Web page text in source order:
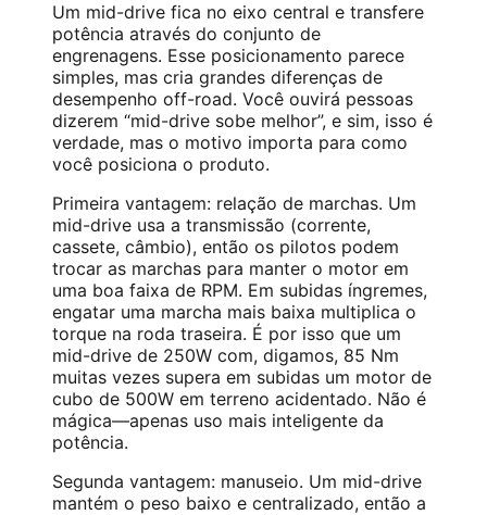
Um mid-drive fica no eixo central e transfere
potência através do conjunto de
engrenagens. Esse posicionamento parece
simples, mas cria grandes diferenças de
desempenho off-road. Você ouvirá pessoas
dizerem “mid-drive sobe melhor”, e sim, isso é
verdade, mas o motivo importa para como
você posiciona o produto.
Primeira vantagem: relação de marchas. Um
mid-drive usa a transmissão (corrente,
cassete, câmbio), então os pilotos podem
trocar as marchas para manter o motor em
uma boa faixa de RPM. Em subidas íngremes,
engatar uma marcha mais baixa multiplica o
torque na roda traseira. É por isso que um
mid-drive de 250W com, digamos, 85 Nm
muitas vezes supera em subidas um motor de
cubo de 500W em terreno acidentado. Não é
mágica—apenas uso mais inteligente da
potência.
Segunda vantagem: manuseio. Um mid-drive
mantém o peso baixo e centralizado, então a